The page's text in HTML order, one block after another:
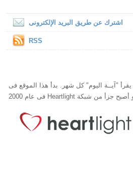
اشترك عن طريق البريد الإلكترونى
RSS
250,000 شخص يقرأ "آيــة اليوم" كل شهر. بدأ هذا الموقع فى